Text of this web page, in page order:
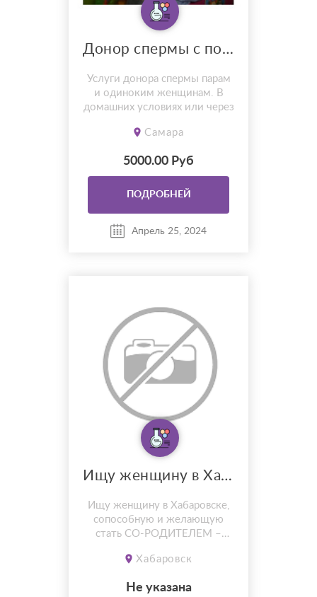
Донор спермы с положительным опытом
Услуги донора спермы парам
и одиноким женщинам. В
домашних условиях или через
Без вредных привычек. Веду
Справки об отсутствии зппп и
спермограмма имеются. Свои
здоровые дети - мальчик и
конфиденциальность...
Самара
5000.00 Руб
ПОДРОБНЕЙ
Апрель 25, 2024
Ищу женщину в Хабаровске, сопособную и желающую стать СО-РОДИТЕЛЕМ
Ищу женщину в Хабаровске,
сопособную и желающую
стать СО-РОДИТЕЛЕМ –
МАЛЫША! Живу в
курю, не пью, физически и
Хабаровск
Не указана